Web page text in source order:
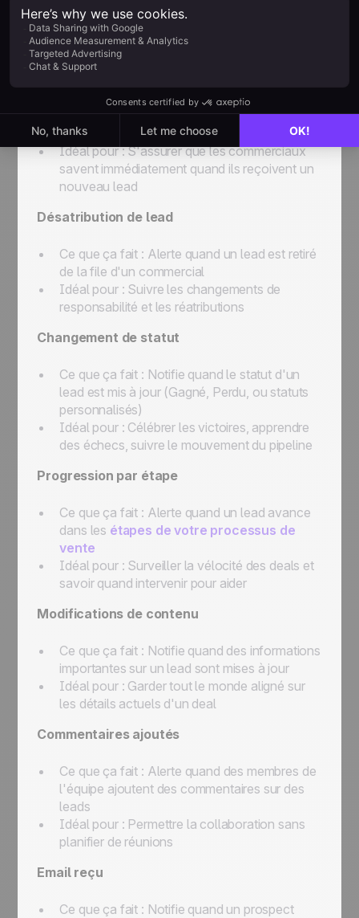
pipeline
Idéal pour :Garantir des temps de réponse
rapides sur les nouvelles opportunités
Ce que ça fait :Notifie quand un lead est
attribué à un commercial
Idéal pour :S'assurer que les commerciaux
savent immédiatement quand ils reçoivent un
nouveau lead
Désatribution de lead
Ce que ça fait : Alerte quand un lead est retiré
de la file d'un commercial
Idéal pour : Suivre les changements de
responsabilité et les réatributions
Changement de statut
Ce que ça fait : Notifie quand le statut d'un
lead est mis à jour (Gagné, Perdu, ou statuts
personnalisés)
Idéal pour : Célébrer les victoires, apprendre
des échecs, suivre le mouvement du pipeline
Progression par étape
Ce que ça fait : Alerte quand un lead avance
dans les étapes de votre processus de
vente
Idéal pour : Surveiller la vélocité des deals et
savoir quand intervenir pour aider
Modifications de contenu
Ce que ça fait : Notifie quand des informations
importantes sur un lead sont mises à jour
Idéal pour : Garder tout le monde aligné sur
les détails actuels d'un deal
Commentaires ajoutés
Ce que ça fait : Alerte quand des membres de
l'équipe ajoutent des commentaires sur des
leads
Idéal pour : Permettre la collaboration sans
planifier de réunions
Email reçu
Ce que ça fait : Notifie quand un prospect